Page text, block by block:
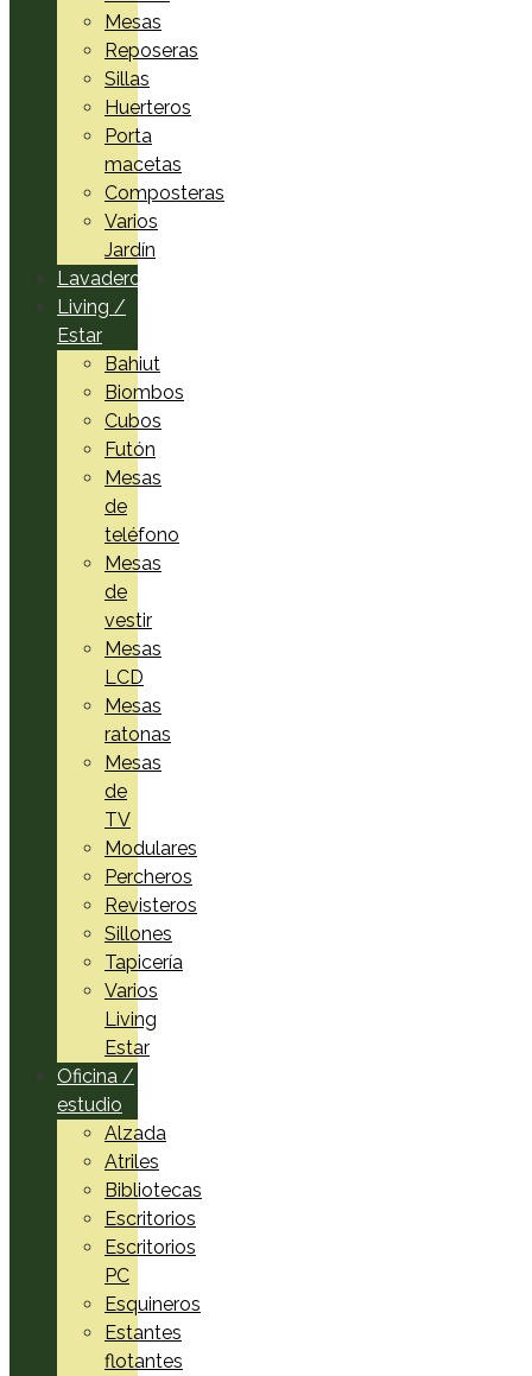
Mesas
Reposeras
Sillas
Huerteros
Porta
macetas
Composteras
Varios
Jardín
Lavadero
Living /
Estar
Bahiut
Biombos
Cubos
Futón
Mesas
de
teléfono
Mesas
de
vestir
Mesas
LCD
Mesas
ratonas
Mesas
de
TV
Modulares
Percheros
Revisteros
Sillones
Tapicería
Varios
Living
Estar
Oficina /
estudio
Alzada
Atriles
Bibliotecas
Escritorios
Escritorios
PC
Esquineros
Estantes
flotantes